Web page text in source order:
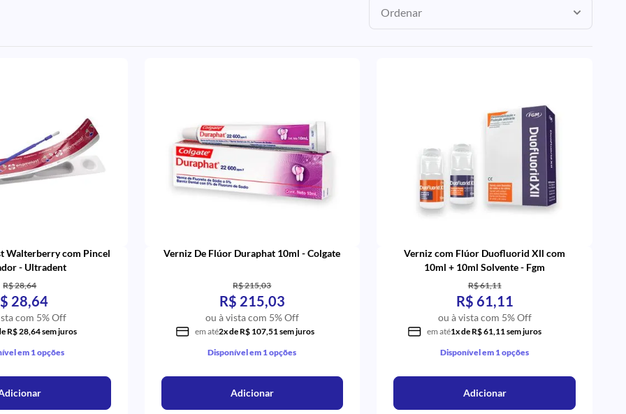
Ordenar
Walterberry com Pincel
- Ultradent
R$ 28,64
28,64
com 5% Off
R$ 28,64 sem juros
em 1 opções
Verniz De Flúor Duraphat 10ml - Colgate
R$ 215,03
R$ 215,03
ou à vista com 5% Off
em até2x de R$ 107,51 sem juros
Disponível em 1 opções
Adicionar
Verniz com Flúor Duofluorid Xll com
10ml + 10ml Solvente - Fgm
R$ 61,11
R$ 61,11
ou à vista com 5% Off
em até1x de R$ 61,11 sem juros
Disponível em 1 opções
Adicionar